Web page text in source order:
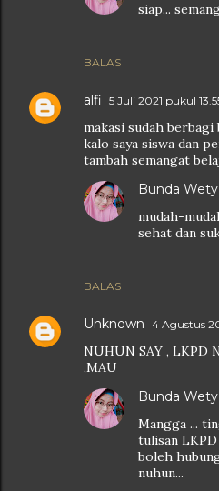
BALAS
siap...
alfi 5 Juli 2021 pukul
makasi sudah berbagi
kalo saya siswa dan
tambah semangat
BALAS
Bunda Wety
mudah-
sehat dan
Unknown 4 Agustus
NUHUN SAY , LKPD
,MAU
Bunda Wety
Mangga ...
tulisan LKPD
boleh
nuhun...